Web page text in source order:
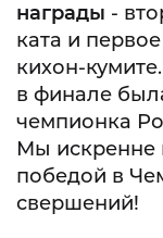
награды -
ката и
кихон-
в финале
чемпионка
Мы искренне
победой в
свершений!